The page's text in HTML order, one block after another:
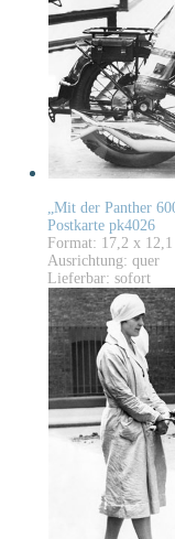
„Mit der Panther
Postkarte pk4026
Format: 17,2 x 12,1
Ausrichtung: quer
Lieferbar: sofort